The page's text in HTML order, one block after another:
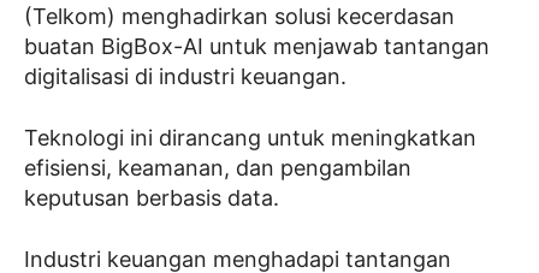
(Telkom) menghadirkan solusi kecerdasan
buatan BigBox-AI untuk menjawab tantangan
digitalisasi di industri keuangan.
Teknologi ini dirancang untuk meningkatkan
efisiensi, keamanan, dan pengambilan
keputusan berbasis data.
Industri keuangan menghadapi tantangan